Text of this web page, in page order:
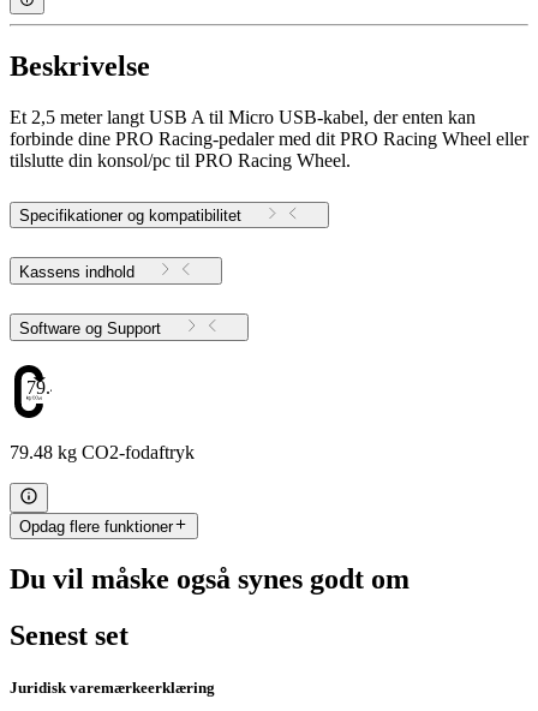
Beskrivelse
Et 2,5 meter langt USB A til Micro USB-kabel, der enten kan
forbinde dine PRO Racing-pedaler med dit PRO Racing Wheel eller
tilslutte din konsol/pc til PRO Racing Wheel.
Specifikationer og kompatibilitet
Kassens indhold
Software og Support
79.48
79.48 kg CO2-fodaftryk
Opdag flere funktioner
Du vil måske også synes godt om
Senest set
Juridisk varemærkeerklæring